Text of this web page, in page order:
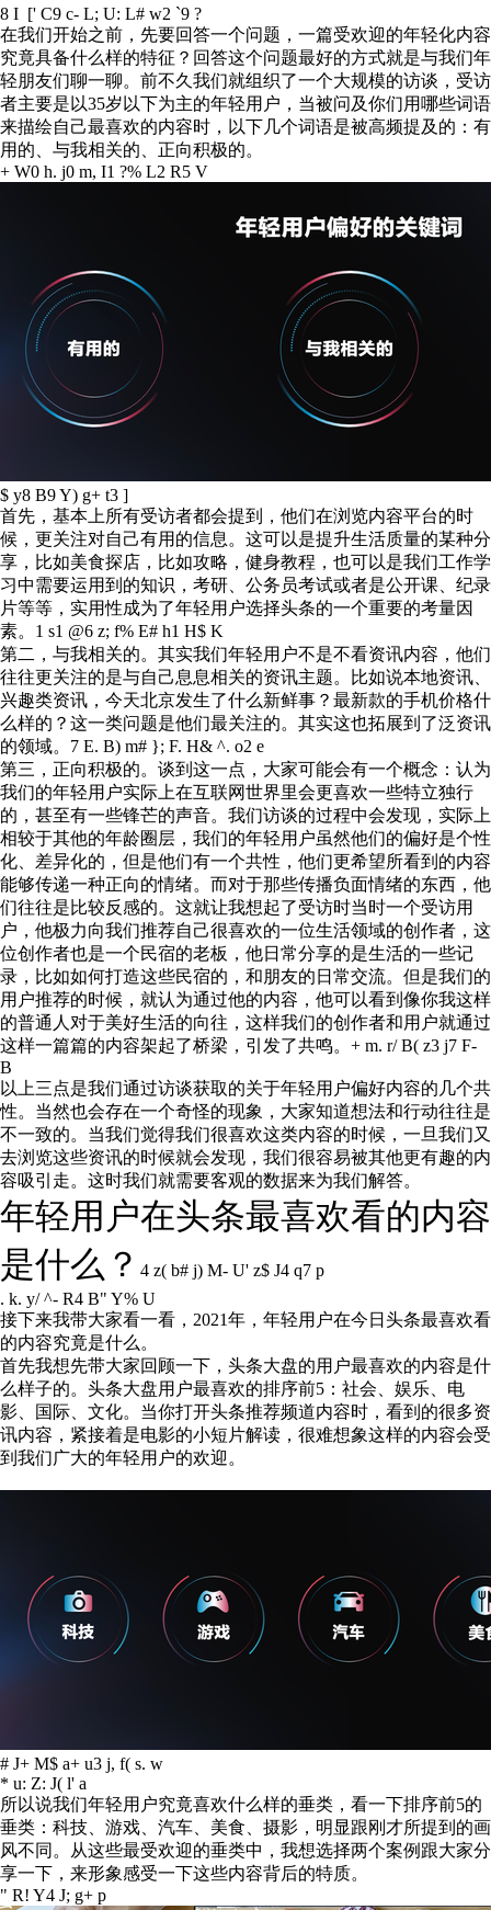
8 I [' C9 c- L; U: L# w2 `9 ?
在我们开始之前，先要回答一个问题，一篇受欢迎的年轻化内容
究竟具备什么样的特征？回答这个问题最好的方式就是与我们年
轻朋友们聊一聊。前不久我们就组织了一个大规模的访谈，受访
者主要是以35岁以下为主的年轻用户，当被问及你们用哪些词语
来描绘自己最喜欢的内容时，以下几个词语是被高频提及的：有
用的、与我相关的、正向积极的。
+ W0 h. j0 m, I1 ?% L2 R5 V
$ y8 B9 Y) g+ t3 ]
首先，基本上所有受访者都会提到，他们在浏览内容平台的时
候，更关注对自己有用的信息。这可以是提升生活质量的某种分
享，比如美食探店，比如攻略，健身教程，也可以是我们工作学
习中需要运用到的知识，考研、公务员考试或者是公开课、纪录
片等等，实用性成为了年轻用户选择头条的一个重要的考量因
素。 1 s1 @6 z; f% E# h1 H$ K
第二，与我相关的。其实我们年轻用户不是不看资讯内容，他们
往往更关注的是与自己息息相关的资讯主题。比如说本地资讯、
兴趣类资讯，今天北京发生了什么新鲜事？最新款的手机价格什
么样的？这一类问题是他们最关注的。其实这也拓展到了泛资讯
的领域。 7 E. B) m# }; F. H& ^. o2 e
第三，正向积极的。谈到这一点，大家可能会有一个概念：认为
我们的年轻用户实际上在互联网世界里会更喜欢一些特立独行
的，甚至有一些锋芒的声音。我们访谈的过程中会发现，实际上
相较于其他的年龄圈层，我们的年轻用户虽然他们的偏好是个性
化、差异化的，但是他们有一个共性，他们更希望所看到的内容
能够传递一种正向的情绪。而对于那些传播负面情绪的东西，他
们往往是比较反感的。这就让我想起了受访时当时一个受访用
户，他极力向我们推荐自己很喜欢的一位生活领域的创作者，这
位创作者也是一个民宿的老板，他日常分享的是生活的一些记
录，比如如何打造这些民宿的，和朋友的日常交流。但是我们的
用户推荐的时候，就认为通过他的内容，他可以看到像你我这样
的普通人对于美好生活的向往，这样我们的创作者和用户就通过
这样一篇篇的内容架起了桥梁，引发了共鸣。 + m. r/ B( z3 j7 F-
B
以上三点是我们通过访谈获取的关于年轻用户偏好内容的几个共
性。当然也会存在一个奇怪的现象，大家知道想法和行动往往是
不一致的。当我们觉得我们很喜欢这类内容的时候，一旦我们又
去浏览这些资讯的时候就会发现，我们很容易被其他更有趣的内
容吸引走。这时我们就需要客观的数据来为我们解答。
年轻用户在头条最喜欢看的内容
是什么？ 4 z( b# j) M- U' z$ J4 q7 p
. k. y/ ^- R4 B" Y% U
接下来我带大家看一看，2021年，年轻用户在今日头条最喜欢看
的内容究竟是什么。
首先我想先带大家回顾一下，头条大盘的用户最喜欢的内容是什
么样子的。头条大盘用户最喜欢的排序前5：社会、娱乐、电
影、国际、文化。当你打开头条推荐频道内容时，看到的很多资
讯内容，紧接着是电影的小短片解读，很难想象这样的内容会受
到我们广大的年轻用户的欢迎。
# J+ M$ a+ u3 j, f( s. w
* u: Z: J( l' a
所以说我们年轻用户究竟喜欢什么样的垂类，看一下排序前5的
垂类：科技、游戏、汽车、美食、摄影，明显跟刚才所提到的画
风不同。从这些最受欢迎的垂类中，我想选择两个案例跟大家分
享一下，来形象感受一下这些内容背后的特质。
" R! Y4 J; g+ p